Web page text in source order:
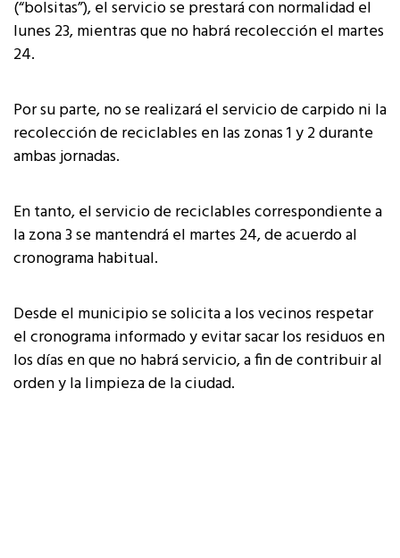
(“bolsitas”), el servicio se prestará con normalidad el
lunes 23, mientras que no habrá recolección el martes
24.
Por su parte, no se realizará el servicio de carpido ni la
recolección de reciclables en las zonas 1 y 2 durante
ambas jornadas.
En tanto, el servicio de reciclables correspondiente a
la zona 3 se mantendrá el martes 24, de acuerdo al
cronograma habitual.
Desde el municipio se solicita a los vecinos respetar
el cronograma informado y evitar sacar los residuos en
los días en que no habrá servicio, a fin de contribuir al
orden y la limpieza de la ciudad.